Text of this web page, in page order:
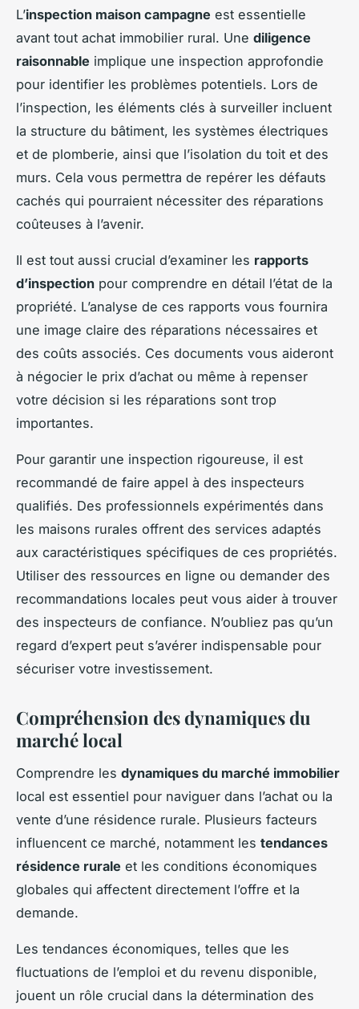
L’inspection maison campagne est essentielle
avant tout achat immobilier rural. Une diligence
raisonnable implique une inspection approfondie
pour identifier les problèmes potentiels. Lors de
l’inspection, les éléments clés à surveiller incluent
la structure du bâtiment, les systèmes électriques
et de plomberie, ainsi que l’isolation du toit et des
murs. Cela vous permettra de repérer les défauts
cachés qui pourraient nécessiter des réparations
coûteuses à l’avenir.
Il est tout aussi crucial d’examiner les rapports
d’inspection pour comprendre en détail l’état de la
propriété. L’analyse de ces rapports vous fournira
une image claire des réparations nécessaires et
des coûts associés. Ces documents vous aideront
à négocier le prix d’achat ou même à repenser
votre décision si les réparations sont trop
importantes.
Pour garantir une inspection rigoureuse, il est
recommandé de faire appel à des inspecteurs
qualifiés. Des professionnels expérimentés dans
les maisons rurales offrent des services adaptés
aux caractéristiques spécifiques de ces propriétés.
Utiliser des ressources en ligne ou demander des
recommandations locales peut vous aider à trouver
des inspecteurs de confiance. N’oubliez pas qu’un
regard d’expert peut s’avérer indispensable pour
sécuriser votre investissement.
Compréhension des dynamiques du
marché local
Comprendre les dynamiques du marché immobilier
local est essentiel pour naviguer dans l’achat ou la
vente d’une résidence rurale. Plusieurs facteurs
influencent ce marché, notamment les tendances
résidence rurale et les conditions économiques
globales qui affectent directement l’offre et la
demande.
Les tendances économiques, telles que les
fluctuations de l’emploi et du revenu disponible,
jouent un rôle crucial dans la détermination des